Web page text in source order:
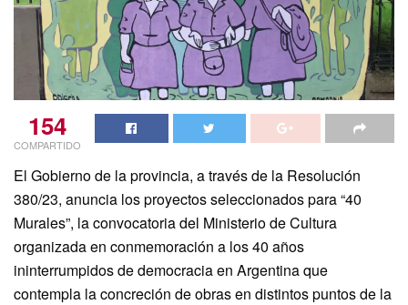
154
COMPARTIDO
El Gobierno de la provincia, a través de la Resolución
380/23, anuncia los proyectos seleccionados para “40
Murales”, la convocatoria del Ministerio de Cultura
organizada en conmemoración a los 40 años
ininterrumpidos de democracia en Argentina que
contempla la concreción de obras en distintos puntos de la